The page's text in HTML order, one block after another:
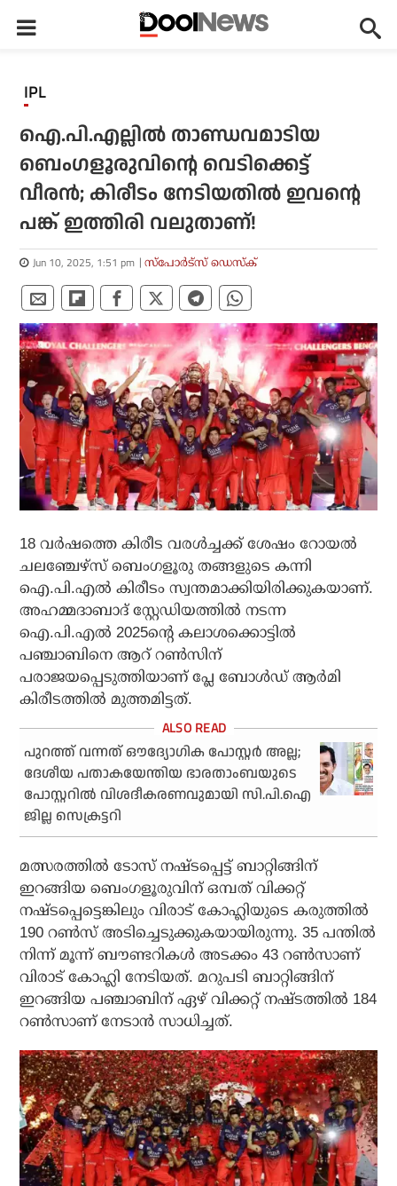
IPL
ഐ.പി.എല്ലില്‍ താണ്ഡവമാടിയ
ബെംഗളൂരുവിന്റെ വെടിക്കെട്ട്
വീരന്‍; കിരീടം നേടിയതില്‍ ഇവന്റെ
പങ്ക് ഇത്തിരി വലുതാണ്!
Jun 10, 2025, 1:51 pm സ്പോര്‍ട്സ് ഡെസ്‌ക്
18 വര്‍ഷത്തെ കിരീട വരള്‍ച്ചക്ക് ശേഷം റോയല്‍
ചലഞ്ചേഴ്സ് ബെംഗളൂരു തങ്ങളുടെ കന്നി
ഐ.പി.എല്‍ കിരീടം സ്വന്തമാക്കിയിരിക്കുകയാണ്.
അഹമ്മദാബാദ് സ്റ്റേഡിയത്തില്‍ നടന്ന
ഐ.പി.എല്‍ 2025ന്റെ കലാശക്കൊട്ടില്‍
പഞ്ചാബിനെ ആറ് റണ്‍സിന്
പരാജയപ്പെടുത്തിയാണ് പ്ലേ ബോള്‍ഡ് ആര്‍മി
കിരീടത്തില്‍ മുത്തമിട്ടത്.
പുറത്ത് വന്നത് ഔദ്യോഗിക പോസ്റ്റര്‍ അല്ല;
ദേശീയ പതാകയേന്തിയ ഭാരതാംബയുടെ
പോസ്റ്ററില്‍ വിശദീകരണവുമായി സി.പി.ഐ
ജില്ല സെക്രട്ടറി
മത്സരത്തില്‍ ടോസ് നഷ്ടപ്പെട്ട് ബാറ്റിങ്ങിന്
ഇറങ്ങിയ ബെംഗളൂരുവിന് ഒമ്പത് വിക്കറ്റ്
നഷ്ടപ്പെട്ടെങ്കിലും വിരാട് കോഹ്ലിയുടെ കരുത്തില്‍
190 റണ്‍സ് അടിച്ചെടുക്കുകയായിരുന്നു. 35 പന്തില്‍
നിന്ന് മൂന്ന് ബൗണ്ടറികള്‍ അടക്കം 43 റണ്‍സാണ്
വിരാട് കോഹ്ലി നേടിയത്. മറുപടി ബാറ്റിങ്ങിന്
ഇറങ്ങിയ പഞ്ചാബിന് ഏഴ് വിക്കറ്റ് നഷ്ടത്തില്‍ 184
റണ്‍സാണ് നേടാന്‍ സാധിച്ചത്.